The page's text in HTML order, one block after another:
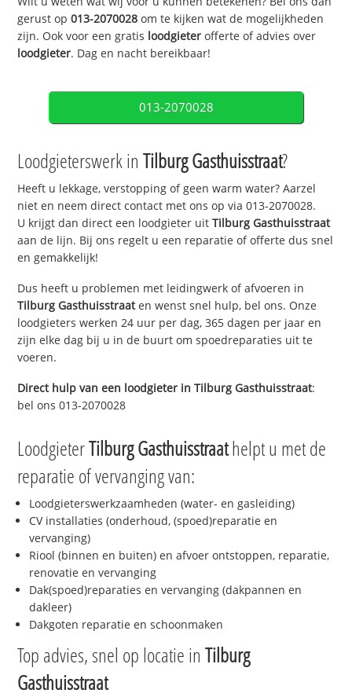
gerust op013-2070028 om te kijken wat de mogelijkheden
zijn. Ook voor een gratis loodgieter offerte of advies over
loodgieter. Dag en nacht bereikbaar!
013-2070028
Loodgieterswerk inTilburg Gasthuisstraat?
Heeft u lekkage, verstopping of geen warm water? Aarzel
niet en neem direct contact met ons op via 013-2070028.
U krijgt dan direct een loodgieter uitTilburg Gasthuisstraat
aan de lijn. Bij ons regelt u een reparatie of offerte dus snel
en gemakkelijk!
Dus heeft u problemen met leidingwerk of afvoeren in
Tilburg Gasthuisstraaten wenst snel hulp, bel ons. Onze
loodgieters werken 24 uur per dag, 365 dagen per jaar en
zijn elke dag bij u in de buurt om spoedreparaties uit te
voeren.
Direct hulp van een loodgieter inTilburg Gasthuisstraat:
bel ons 013-2070028
LoodgieterTilburg Gasthuisstraathelpt u met de
reparatie of vervanging van:
Loodgieterswerkzaamheden (water- en gasleiding)
CV installaties (onderhoud, (spoed)reparatie en
vervanging)
Riool (binnen en buiten) en afvoer ontstoppen, reparatie,
renovatie en vervanging
Dak(spoed)reparaties en vervanging (dakpannen en
dakleer)
Dakgoten reparatie en schoonmaken
Top advies, snel op locatie inTilburg
Gasthuisstraat